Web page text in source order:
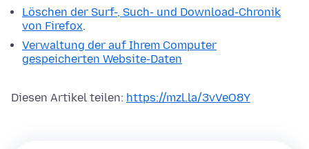
Löschen der Surf-, Such- und Download-Chronik
von Firefox.
Verwaltung der auf Ihrem Computer
gespeicherten Website-Daten
Diesen Artikel teilen: https://mzl.la/3vVeO8Y